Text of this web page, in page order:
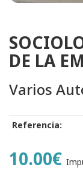
DE LA
Varios
Referencia:
10.00€